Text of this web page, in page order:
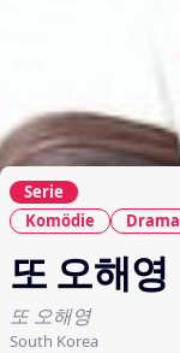
Serie
Komödie
Drama
또 오해영
또 오해영
South Korea